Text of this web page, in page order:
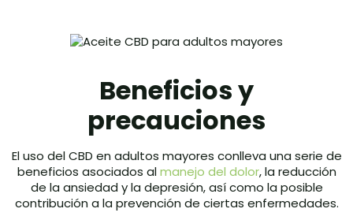
Beneficios y
precauciones
El uso del CBD en adultos mayores conlleva una serie de
beneficios asociados almanejo del dolor, la reducción
de la ansiedad y la depresión, así como la posible
contribución a la prevención de ciertas enfermedades.